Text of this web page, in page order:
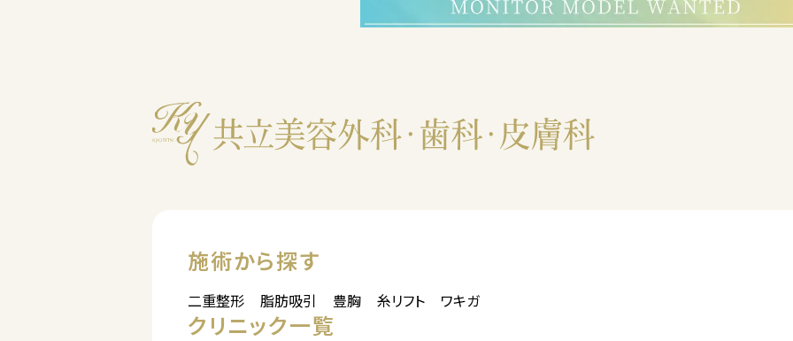
施術から探す
二重整形 脂肪吸引 豊胸 糸リフト ワキガ
クリニック一覧